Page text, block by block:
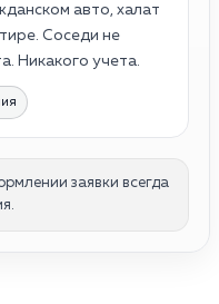
авто, халат
Соседи не
Никакого учета.
заявки всегда